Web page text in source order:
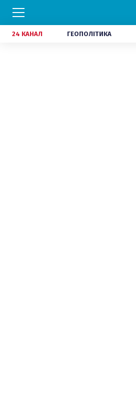
24 КАНАЛ ГЕОПОЛІТИКА